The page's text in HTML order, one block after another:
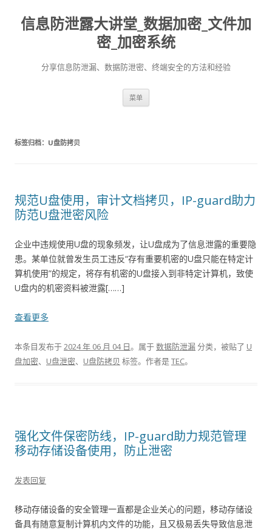
信息防泄露大讲堂_数据加密_文件加
密_加密系统
分享信息防泄漏、数据防泄密、终端安全的方法和经验
菜单
标签归档： U盘防拷贝
规范U盘使用，审计文档拷贝，IP-guard助力
防范U盘泄密风险
企业中违规使用U盘的现象频发，让U盘成为了信息泄露的重要隐
患。某单位就曾发生员工违反“存有重要机密的U盘只能在特定计
算机使用”的规定，将存有机密的U盘接入到非特定计算机，致使
U盘内的机密资料被泄露[……]
查看更多
本条目发布于2024 年 06 月 04 日。属于数据防泄漏分类，被贴了 U
盘加密、 U盘泄密、 U盘防拷贝 标签。 作者是TEC。
强化文件保密防线，IP-guard助力规范管理
移动存储设备使用，防止泄密
发表回复
移动存储设备的安全管理一直都是企业关心的问题，移动存储设
备具有随意复制计算机内文件的功能，且又极易丢失导致信息泄